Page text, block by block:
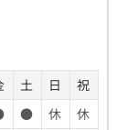
土 日
祝
● 休
休